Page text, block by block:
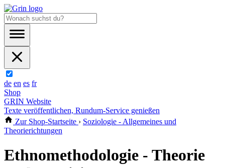
de en es fr
Shop
GRIN Website
Texte veröffentlichen, Rundum-Service genießen
Zur Shop-Startseite › Soziologie - Allgemeines und
Theorierichtungen
Ethnomethodologie - Theorie